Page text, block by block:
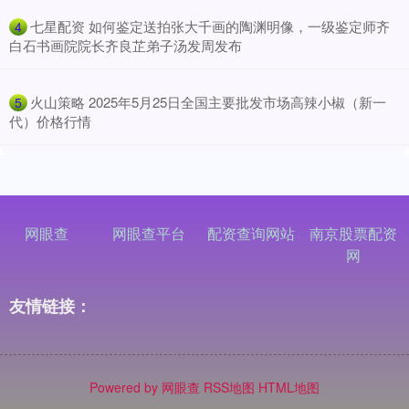
4 ​七星配资 如何鉴定送拍张大千画的陶渊明像，一级鉴定师齐
白石书画院院长齐良芷弟子汤发周发布
5 ​火山策略 2025年5月25日全国主要批发市场高辣小椒（新一
代）价格行情
网眼查 网眼查平台 配资查询网站
南京股票配资
网
友情链接：
Powered by 网眼查 RSS地图 HTML地图